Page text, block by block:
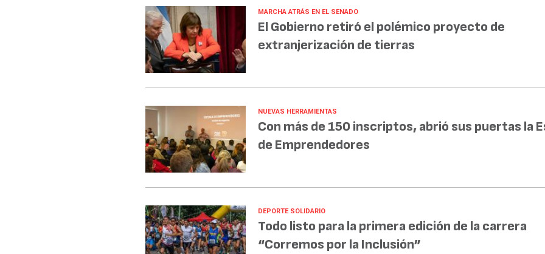
MARCHA ATRÁS EN EL SENADO
El Gobierno retiró el polémico proyecto de
extranjerización de tierras
NUEVAS HERRAMIENTAS
Con más de 150 inscriptos, abrió sus puertas la
de Emprendedores
DEPORTE SOLIDARIO
Todo listo para la primera edición de la carrera
“Corremos por la Inclusión”